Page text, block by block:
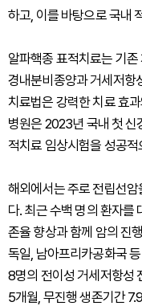
하고, 이를 바탕으로 국내
알파핵종 표적치료는 기
경내분비종양과 거세저항
치료법은 강력한 치료 효
병원은 2023년 국내 첫
적치료 임상시험을 성공
해외에서는 주로 전립선암
다. 최근 수백 명의 환자를
존율 향상과 함께 암의 진
독일, 남아프리카공화국
8명의 전이성 거세저항성
5개월, 무진행 생존기간